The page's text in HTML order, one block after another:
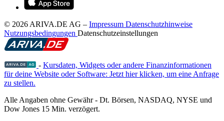
© 2026 ARIVA.DE AG – Impressum Datenschutzhinweise
Nutzungsbedingungen Datenschutzeinstellungen
- Kursdaten, Widgets oder andere Finanzinformationen
für deine Website oder Software: Jetzt hier klicken, um eine Anfrage
zu stellen.
Alle Angaben ohne Gewähr - Dt. Börsen, NASDAQ, NYSE und
Dow Jones 15 Min. verzögert.